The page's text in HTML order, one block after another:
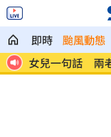
即時 颱風動態
女兒一句話 兩